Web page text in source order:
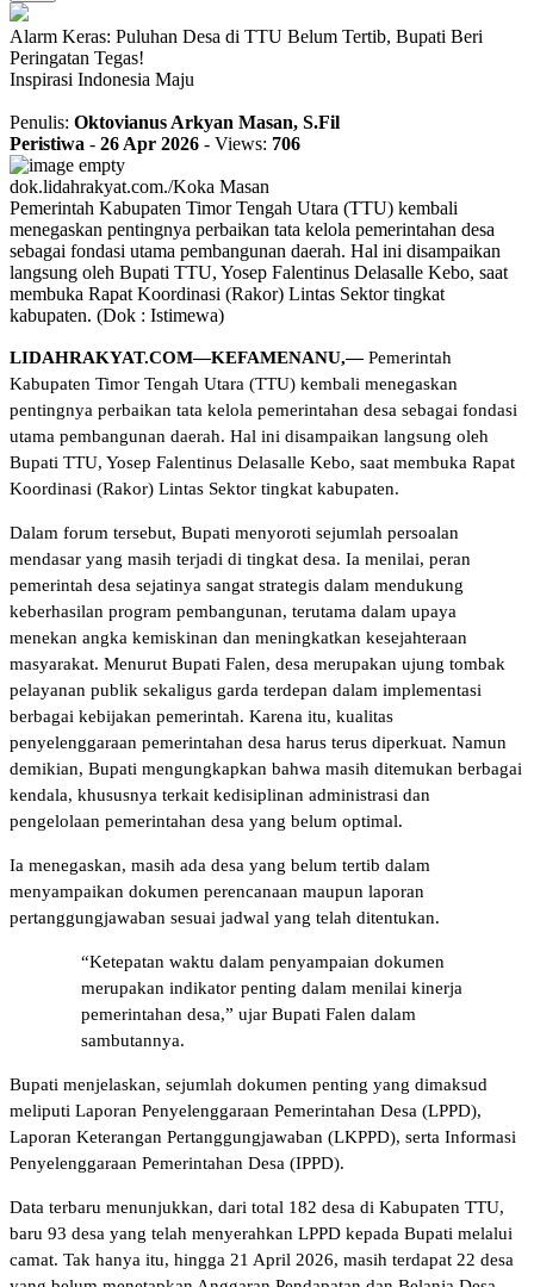
Alarm Keras: Puluhan Desa di TTU Belum Tertib, Bupati Beri
Peringatan Tegas!
Inspirasi Indonesia Maju
Penulis: Oktovianus Arkyan Masan, S.Fil
Peristiwa - 26 Apr 2026 - Views: 706
dok.lidahrakyat.com./Koka Masan
Pemerintah Kabupaten Timor Tengah Utara (TTU) kembali
menegaskan pentingnya perbaikan tata kelola pemerintahan desa
sebagai fondasi utama pembangunan daerah. Hal ini disampaikan
langsung oleh Bupati TTU, Yosep Falentinus Delasalle Kebo, saat
membuka Rapat Koordinasi (Rakor) Lintas Sektor tingkat
kabupaten. (Dok : Istimewa)
LIDAHRAKYAT.COM—KEFAMENANU,—Pemerintah
Kabupaten Timor Tengah Utara (TTU) kembali menegaskan
pentingnya perbaikan tata kelola pemerintahan desa sebagai fondasi
utama pembangunan daerah. Hal ini disampaikan langsung oleh
Bupati TTU, Yosep Falentinus Delasalle Kebo, saat membuka Rapat
Koordinasi (Rakor) Lintas Sektor tingkat kabupaten.
Dalam forum tersebut, Bupati menyoroti sejumlah persoalan
mendasar yang masih terjadi di tingkat desa. Ia menilai, peran
pemerintah desa sejatinya sangat strategis dalam mendukung
keberhasilan program pembangunan, terutama dalam upaya
menekan angka kemiskinan dan meningkatkan kesejahteraan
masyarakat. Menurut Bupati Falen, desa merupakan ujung tombak
pelayanan publik sekaligus garda terdepan dalam implementasi
berbagai kebijakan pemerintah. Karena itu, kualitas
penyelenggaraan pemerintahan desa harus terus diperkuat. Namun
demikian, Bupati mengungkapkan bahwa masih ditemukan berbagai
kendala, khususnya terkait kedisiplinan administrasi dan
pengelolaan pemerintahan desa yang belum optimal.
Ia menegaskan, masih ada desa yang belum tertib dalam
menyampaikan dokumen perencanaan maupun laporan
pertanggungjawaban sesuai jadwal yang telah ditentukan.
“Ketepatan waktu dalam penyampaian dokumen
merupakan indikator penting dalam menilai kinerja
pemerintahan desa,” ujar Bupati Falen dalam
sambutannya.
Bupati menjelaskan, sejumlah dokumen penting yang dimaksud
meliputi Laporan Penyelenggaraan Pemerintahan Desa (LPPD),
Laporan Keterangan Pertanggungjawaban (LKPPD), serta Informasi
Penyelenggaraan Pemerintahan Desa (IPPD).
Data terbaru menunjukkan, dari total 182 desa di Kabupaten TTU,
baru 93 desa yang telah menyerahkan LPPD kepada Bupati melalui
camat. Tak hanya itu, hingga 21 April 2026, masih terdapat 22 desa